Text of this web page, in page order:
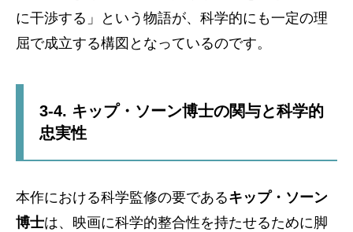
に干渉する」という物語が、科学的にも一定の理
屈で成立する構図となっているのです。
3-4. キップ・ソーン博士の関与と科学的
忠実性
本作における科学監修の要であるキップ・ソーン
博士は、映画に科学的整合性を持たせるために脚